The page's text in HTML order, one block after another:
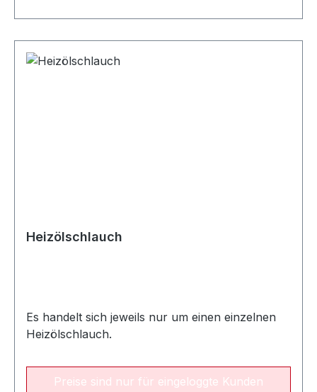
Heizölschlauch
Es handelt sich jeweils nur um einen einzelnen
Heizölschlauch.
Preise sind nur für eingeloggte Kunden